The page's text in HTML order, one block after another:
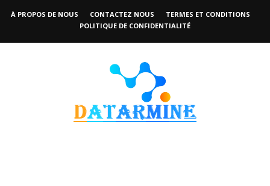
À PROPOS DE NOUS CONTACTEZ NOUS
TERMES ET CONDITIONS
POLITIQUE DE CONFIDENTIALITÉ